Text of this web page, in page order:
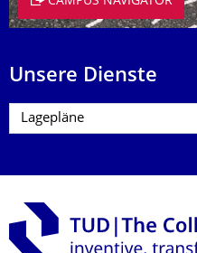
Unsere Dienste